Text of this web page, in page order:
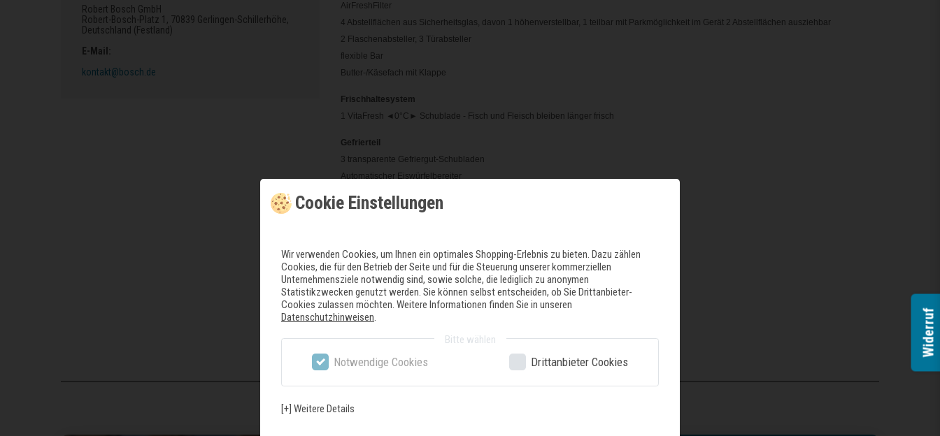
Robert Bosch GmbH
Robert-Bosch-Platz 1 , 70839 Gerlingen-Schillerhöhe,
Deutschland (Festland)
E-Mail:
kontakt@bosch.de
AirFreshFilter
4 Abstellflächen aus Sicherheitsglas, davon 1 höhenverstellbar, 1 teilbar mit Parkmöglichkeit im Gerät 2 Abstellflächen ausziehbar
2 Flaschenabsteller, 3 Türabsteller
flexible Bar
Butter-/Käsefach mit Klappe
Frischhaltesystem
1 VitaFresh ◄0°C► Schublade - Fisch und Fleisch bleiben länger frisch
Gefrierteil
3 transparente Gefriergut-Schubladen
Automatischer Eiswürfelbereiter
Zuletzt gesehene Produkte
Cookie Einstellungen
Wir verwenden Cookies, um Ihnen ein optimales Shopping-Erlebnis zu bieten. Dazu zählen
Cookies, die für den Betrieb der Seite und für die Steuerung unserer kommerziellen
Unternehmensziele notwendig sind, sowie solche, die lediglich zu anonymen
Statistikzwecken genutzt werden. Sie können selbst entscheiden, ob Sie Drittanbieter-
Cookies zulassen möchten. Weitere Informationen finden Sie in unseren
Datenschutzhinweisen.
Bitte wählen
Notwendige Cookies Drittanbieter Cookies
[+] Weitere Details
Widerruf